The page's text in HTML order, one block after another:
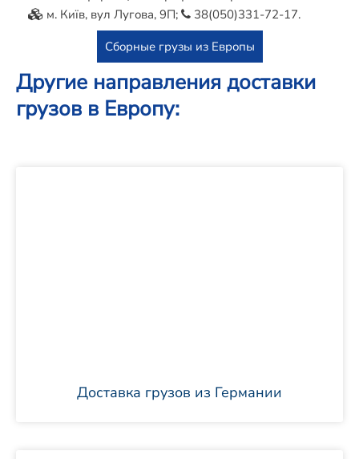
м. Київ, вул Лугова, 9П;
38(050)331-72-17.
Cборные грузы из Европы
Другие направления доставки
грузов в Европу:
Доставка грузов из Германии